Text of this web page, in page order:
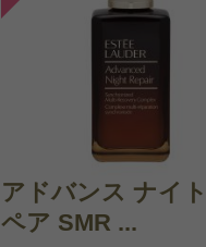
アドバンス ナイ
ペア SMR ...